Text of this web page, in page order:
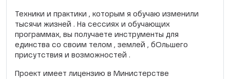
Техники и практики , которым я обучаю изменили
тысячи жизней . На сессиях и обучающих
программах, вы получаете инструменты для
единства со своим телом , землей , бОльшего
присутствия и возможностей .
Проект имеет лицензию в Министерстве